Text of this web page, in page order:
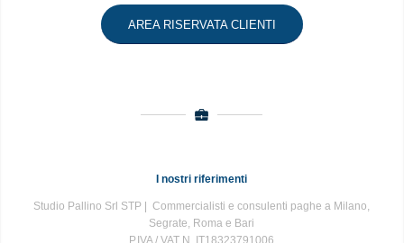
AREA RISERVATA CLIENTI
I nostri riferimenti
Studio Pallino Srl STP | Commercialisti e consulenti paghe a Milano,
Segrate, Roma e Bari
P.IVA / VAT N. IT18323791006